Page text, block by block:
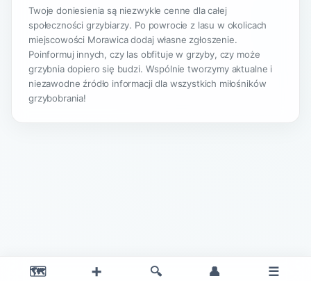
🗺️ ➕ 🔍 👤 ☰
Twoje doniesienia są niezwykle cenne dla całej
społeczności grzybiarzy. Po powrocie z lasu w okolicach
miejscowości Morawica dodaj własne zgłoszenie.
Poinformuj innych, czy las obfituje w grzyby, czy może
grzybnia dopiero się budzi. Wspólnie tworzymy aktualne i
niezawodne źródło informacji dla wszystkich miłośników
grzybobrania!